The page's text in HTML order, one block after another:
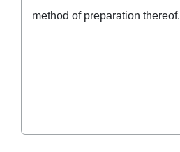
method of preparation thereof.